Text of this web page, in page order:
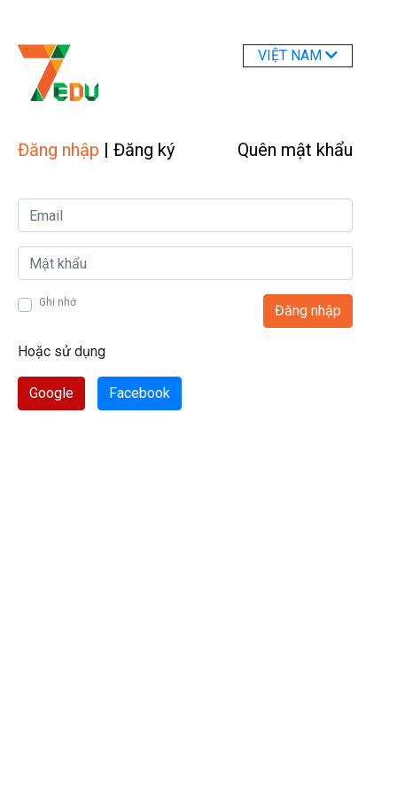
VIỆT NAM
Đăng nhập | Đăng ký Quên mật khẩu
Ghi nhớ Đăng nhập
Hoặc sử dụng
Google Facebook